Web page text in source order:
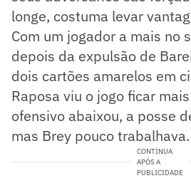
longe, costuma levar
Com um jogador a mais no
depois da expulsão de
dois cartões amarelos em
Raposa viu o jogo ficar
ofensivo abaixou, a posse
mas Brey pouco trabalhava.
CONTINUA
APÓS A
PUBLICIDADE